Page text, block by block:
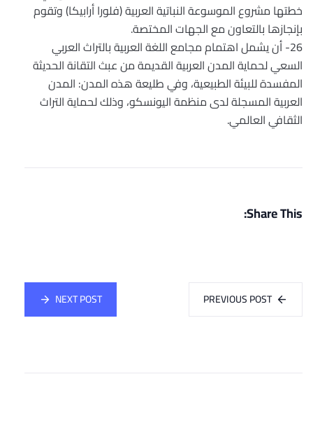
خطتها مشروع الموسوعة النباتية العربية (فلورا أرابيكا) وتقوم
بإنجازها بالتعاون مع الجهات المختصة.
26- أن يشمل اهتمام مجامع اللغة العربية بالتراث العربي
السعي لحماية المدن العربية القديمة من عبث التقانة الحديثة
المفسدة للبيئة الطبيعية، وفي طليعة هذه المدن: المدن
العربية المسجلة لدى منظمة اليونسكو، وذلك لحماية التراث
الثقافي العالمي.
Share This:
PREVIOUS POST
NEXT POST